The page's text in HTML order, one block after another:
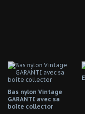
Bas nylon Vintage
GARANTI avec sa
boîte collector